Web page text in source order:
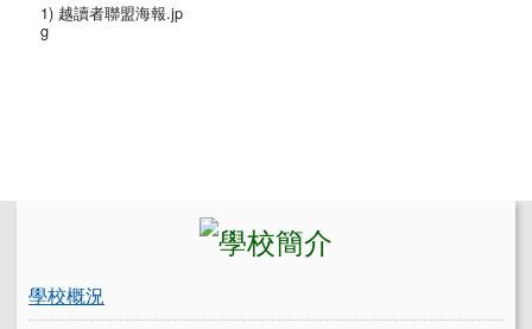
1) 越讀者聯盟海報.jp
g
學校概況